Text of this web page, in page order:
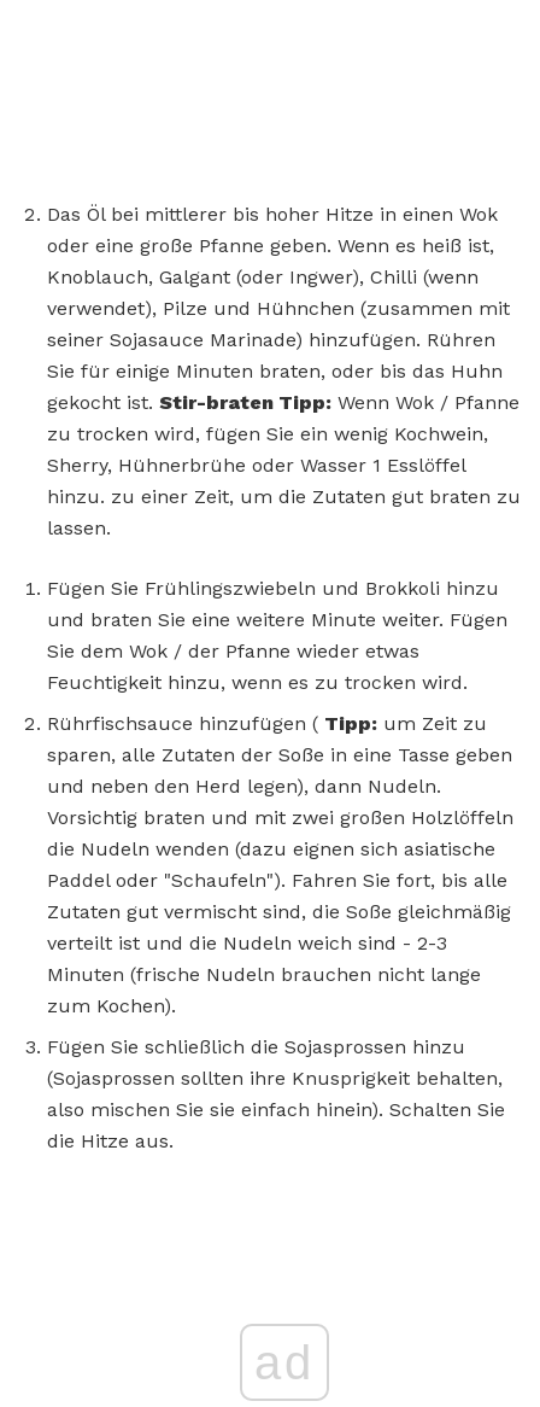
Das Öl bei mittlerer bis hoher Hitze in einen Wok
oder eine große Pfanne geben. Wenn es heiß ist,
Knoblauch, Galgant (oder Ingwer), Chilli (wenn
verwendet), Pilze und Hühnchen (zusammen mit
seiner Sojasauce Marinade) hinzufügen. Rühren
Sie für einige Minuten braten, oder bis das Huhn
gekocht ist. Stir-braten Tipp: Wenn Wok / Pfanne
zu trocken wird, fügen Sie ein wenig Kochwein,
Sherry, Hühnerbrühe oder Wasser 1 Esslöffel
hinzu. zu einer Zeit, um die Zutaten gut braten zu
lassen.
Fügen Sie Frühlingszwiebeln und Brokkoli hinzu
und braten Sie eine weitere Minute weiter. Fügen
Sie dem Wok / der Pfanne wieder etwas
Feuchtigkeit hinzu, wenn es zu trocken wird.
Rührfischsauce hinzufügen ( Tipp: um Zeit zu
sparen, alle Zutaten der Soße in eine Tasse geben
und neben den Herd legen), dann Nudeln.
Vorsichtig braten und mit zwei großen Holzlöffeln
die Nudeln wenden (dazu eignen sich asiatische
Paddel oder "Schaufeln"). Fahren Sie fort, bis alle
Zutaten gut vermischt sind, die Soße gleichmäßig
verteilt ist und die Nudeln weich sind - 2-3
Minuten (frische Nudeln brauchen nicht lange
zum Kochen).
Fügen Sie schließlich die Sojasprossen hinzu
(Sojasprossen sollten ihre Knusprigkeit behalten,
also mischen Sie sie einfach hinein). Schalten Sie
die Hitze aus.
ad